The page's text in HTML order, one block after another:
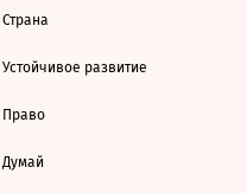
Страна
Устойчивое развитие
Право
Думай